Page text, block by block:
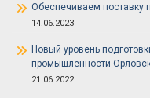
Обеспечиваем поставку
14.06.2023
Новый уровень
промышленности
21.06.2022